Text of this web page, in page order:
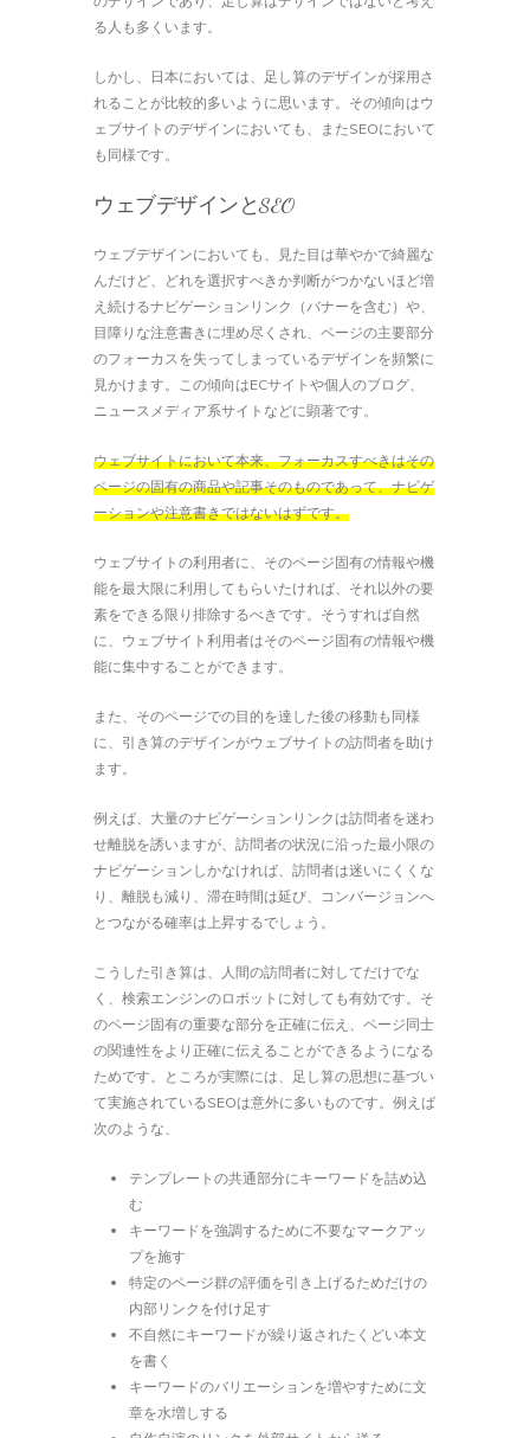
る人も多くいます。
しかし、日本においては、足し算のデザインが採用さ
れることが比較的多いように思います。その傾向はウ
ェブサイトのデザインにおいても、またSEOにおいて
も同様です。
ウェブデザインとSEO
ウェブデザインにおいても、見た目は華やかで綺麗な
んだけど、どれを選択すべきか判断がつかないほど増
え続けるナビゲーションリンク（バナーを含む）や、
目障りな注意書きに埋め尽くされ、ページの主要部分
のフォーカスを失ってしまっているデザインを頻繁に
見かけます。この傾向はECサイトや個人のブログ、
ニュースメディア系サイトなどに顕著です。
ウェブサイトにおいて本来、フォーカスすべきはその
ページの固有の商品や記事そのものであって、ナビゲ
ーションや注意書きではないはずです。
ウェブサイトの利用者に、そのページ固有の情報や機
能を最大限に利用してもらいたければ、それ以外の要
素をできる限り排除するべきです。そうすれば自然
に、ウェブサイト利用者はそのページ固有の情報や機
能に集中することができます。
また、そのページでの目的を達した後の移動も同様
に、引き算のデザインがウェブサイトの訪問者を助け
ます。
例えば、大量のナビゲーションリンクは訪問者を迷わ
せ離脱を誘いますが、訪問者の状況に沿った最小限の
ナビゲーションしかなければ、訪問者は迷いにくくな
り、離脱も減り、滞在時間は延び、コンバージョンへ
とつながる確率は上昇するでしょう。
こうした引き算は、人間の訪問者に対してだけでな
く、検索エンジンのロボットに対しても有効です。そ
のページ固有の重要な部分を正確に伝え、ページ同士
の関連性をより正確に伝えることができるようになる
ためです。ところが実際には、足し算の思想に基づい
て実施されているSEOは意外に多いものです。例えば
次のような、
テンプレートの共通部分にキーワードを詰め込
む
キーワードを強調するために不要なマークアッ
プを施す
特定のページ群の評価を引き上げるためだけの
内部リンクを付け足す
不自然にキーワードが繰り返されたくどい本文
を書く
キーワードのバリエーションを増やすために文
章を水増しする